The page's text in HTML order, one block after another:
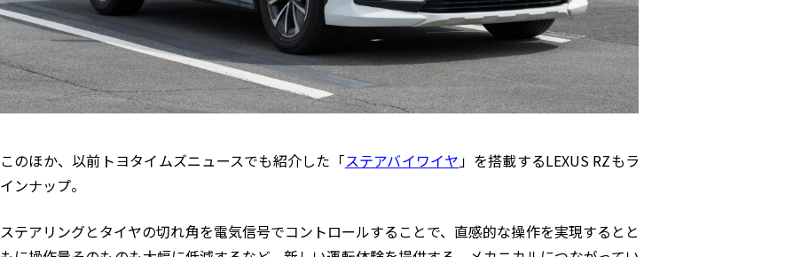
このほか、以前トヨタイムズニュースでも紹介した「ステアバイワイヤ 」を搭載するLEXUS RZもラ
インナップ。
ステアリングとタイヤの切れ角を電気信号でコントロールすることで、直感的な操作を実現するとと